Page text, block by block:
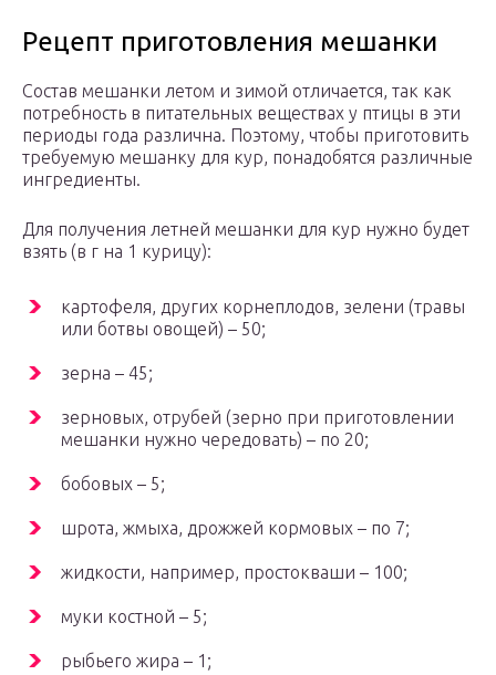
Рецепт приготовления мешанки
Состав мешанки летом и зимой отличается, так как
потребность в питательных веществах у птицы в эти
периоды года различна. Поэтому, чтобы приготовить
требуемую мешанку для кур, понадобятся различные
ингредиенты.
Для получения летней мешанки для кур нужно будет
взять (в г на 1 курицу):
картофеля, других корнеплодов, зелени (травы
или ботвы овощей) – 50;
зерна – 45;
зерновых, отрубей (зерно при приготовлении
мешанки нужно чередовать) – по 20;
бобовых – 5;
шрота, жмыха, дрожжей кормовых – по 7;
жидкости, например, простокваши – 100;
муки костной – 5;
рыбьего жира – 1;